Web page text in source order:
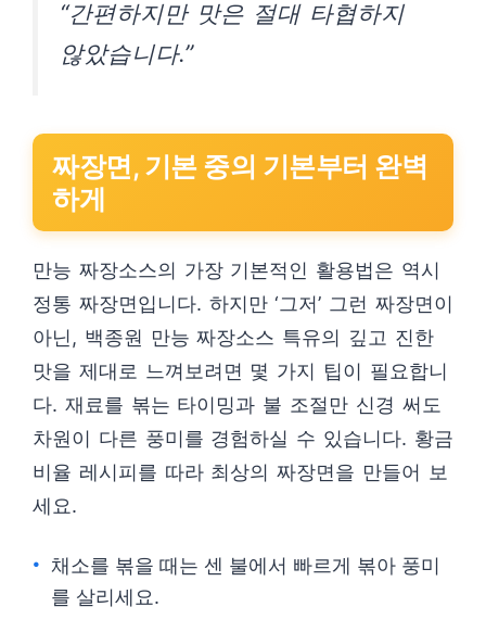
“간편하지만 맛은 절대 타협하지
않았습니다.”
짜장면, 기본 중의 기본부터 완벽
하게
만능 짜장소스의 가장 기본적인 활용법은 역시
정통 짜장면입니다. 하지만 ‘그저’ 그런 짜장면이
아닌, 백종원 만능 짜장소스 특유의 깊고 진한
맛을 제대로 느껴보려면 몇 가지 팁이 필요합니
다. 재료를 볶는 타이밍과 불 조절만 신경 써도
차원이 다른 풍미를 경험하실 수 있습니다. 황금
비율 레시피를 따라 최상의 짜장면을 만들어 보
세요.
채소를 볶을 때는 센 불에서 빠르게 볶아 풍미
를 살리세요.